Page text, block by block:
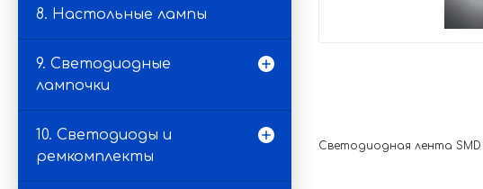
8. Настольные лампы
9. Светодиодные
лампочки
10. Светодиоды и
ремкомплекты
Светодиодная лента SMD